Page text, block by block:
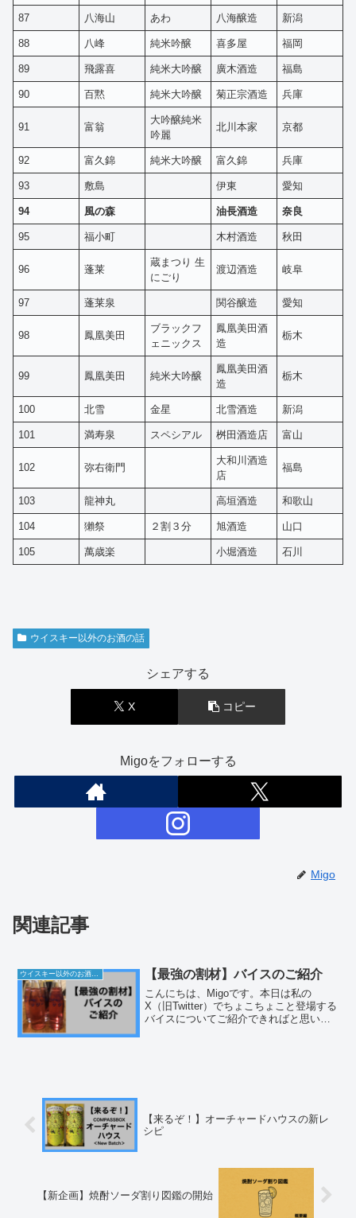
87 八海山 あわ 八海醸造 新潟
88 八峰 純米吟醸 喜多屋 福岡
89 飛露喜 純米大吟醸 廣木酒造 福島
90 百黙 純米大吟醸 菊正宗酒造 兵庫
91 富翁
大吟醸純米
吟麗
北川本家 京都
92 富久錦 純米大吟醸 富久錦 兵庫
93 敷島 伊東 愛知
94 風の森 油長酒造 奈良
95 福小町 木村酒造 秋田
96 蓬莱
蔵まつり 生
にごり
渡辺酒造 岐阜
97 蓬莱泉 関谷醸造 愛知
98 鳳凰美田
ブラックフ
ェニックス
鳳凰美田酒
造
栃木
99 鳳凰美田 純米大吟醸
鳳凰美田酒
造
栃木
100 北雪 金星 北雪酒造 新潟
101 満寿泉 スペシアル 桝田酒造店 富山
102 弥右衛門
大和川酒造
店
福島
103 龍神丸 高垣酒造 和歌山
104 獺祭 ２割３分 旭酒造 山口
105 萬歳楽 小堀酒造 石川
ウイスキー以外のお酒の話
シェアする
X コピー
Migoをフォローする
Migo
関連記事
【最強の割材】バイスのご紹介
こんにちは、Migoです。本日は私の
X（旧Twitter）でちょこちょこと登場する
バイスについてご紹介できればと思いま
【来るぞ！】オーチャードハウスの新レ
シピ
【新企画】焼酎ソーダ割り図鑑の開始